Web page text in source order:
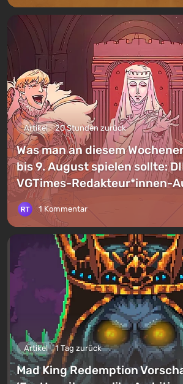
Artikel 20 Stunden zurück
Was man an diesem
bis 9. August spielen sollte:
VGTimes-Redakteur*innen-
1 Kommentar
Artikel 1 Tag zurück
Mad King Redemption